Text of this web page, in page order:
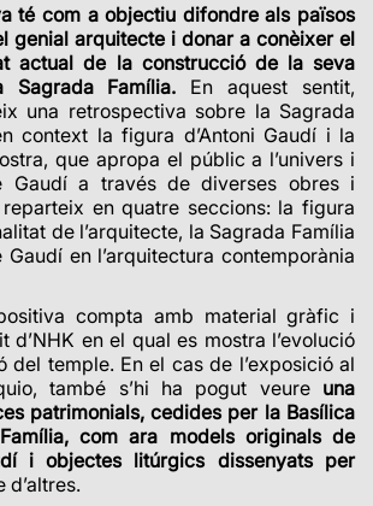
té com a objectiu difondre als països
genial arquitecte i donar a conèixer el
actual de la construcció de la seva
Família. En aquest sentit,
una retrospectiva sobre la Sagrada
context la figura d’Antoni Gaudí i la
que apropa el públic a l’univers i
Gaudí a través de diverses obres i
en quatre seccions: la figura
de l’arquitecte, la Sagrada Família
en l’arquitectura contemporània
compta amb material gràfic i
d’NHK en el qual es mostra l’evolució
del temple. En el cas de l’exposició al
també s’hi ha pogut veure una
patrimonials, cedides per la Basílica
com ara models originals de
i objectes litúrgics dissenyats per
d’altres.